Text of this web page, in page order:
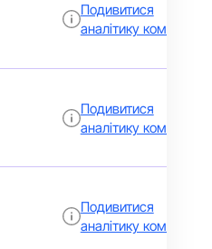
Подивитися
аналітику компанії
Подивитися
аналітику компанії
Подивитися
аналітику компанії